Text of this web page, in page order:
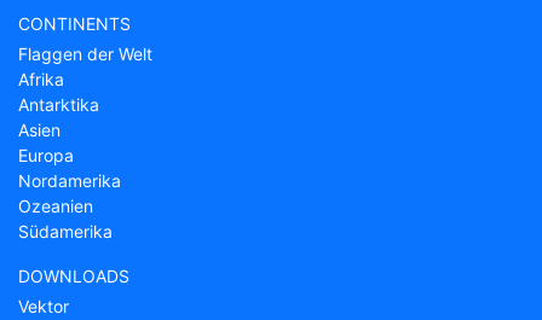
CONTINENTS
Flaggen der Welt
Afrika
Antarktika
Asien
Europa
Nordamerika
Ozeanien
Südamerika
DOWNLOADS
Vektor